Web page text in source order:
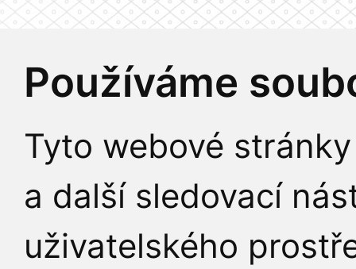
Používáme
Tyto webové
a další sledovací
uživatelského